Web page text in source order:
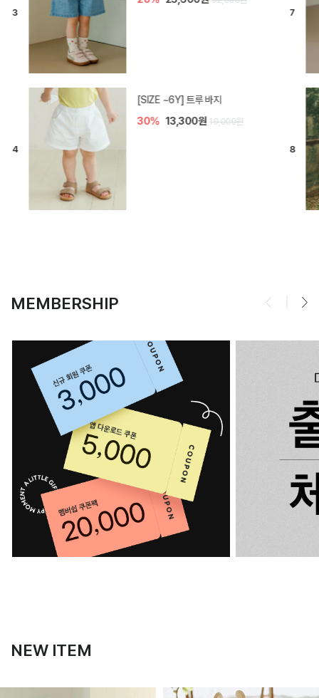
엘로디 니트 아기 바지
20% 16,000원 20,000원
MEMBERSHIP
NEW ITEM